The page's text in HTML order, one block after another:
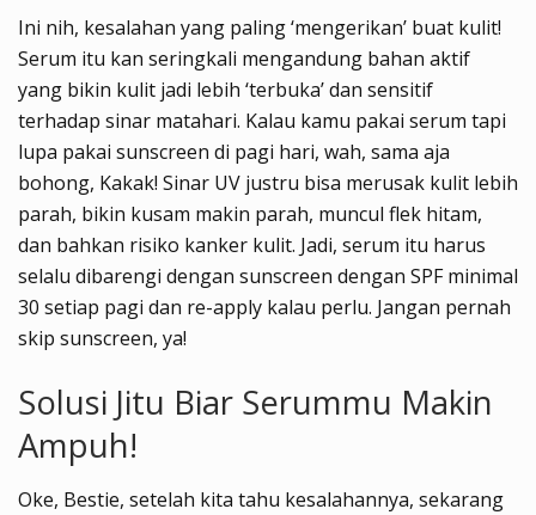
Ini nih, kesalahan yang paling ‘mengerikan’ buat kulit!
Serum itu kan seringkali mengandung bahan aktif
yang bikin kulit jadi lebih ‘terbuka’ dan sensitif
terhadap sinar matahari. Kalau kamu pakai serum tapi
lupa pakai sunscreen di pagi hari, wah, sama aja
bohong, Kakak! Sinar UV justru bisa merusak kulit lebih
parah, bikin kusam makin parah, muncul flek hitam,
dan bahkan risiko kanker kulit. Jadi, serum itu harus
selalu dibarengi dengan sunscreen dengan SPF minimal
30 setiap pagi dan re-apply kalau perlu. Jangan pernah
skip sunscreen, ya!
Solusi Jitu Biar Serummu Makin
Ampuh!
Oke, Bestie, setelah kita tahu kesalahannya, sekarang